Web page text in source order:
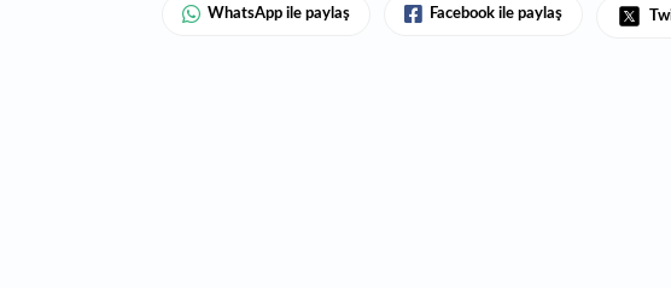
WhatsApp ile paylaş Facebook ile paylaş